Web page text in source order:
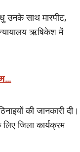
उनके साथ मारपीट,
ऋषिकेश में
की जानकारी दी।
जिला कार्यक्रम